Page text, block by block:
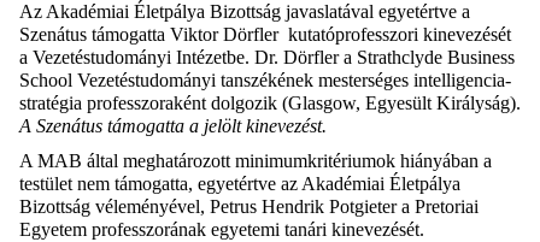
Az Akadémiai Életpálya Bizottság javaslatával egyetértve a
Szenátus támogatta Viktor Dörfler kutatóprofesszori kinevezését
a Vezetéstudományi Intézetbe. Dr. Dörfler a Strathclyde Business
School Vezetéstudományi tanszékének mesterséges intelligencia-
stratégia professzoraként dolgozik (Glasgow, Egyesült Királyság).
A Szenátus támogatta a jelölt kinevezést.
A MAB által meghatározott minimumkritériumok hiányában a
testület nem támogatta, egyetértve az Akadémiai Életpálya
Bizottság véleményével, Petrus Hendrik Potgieter a Pretoriai
Egyetem professzorának egyetemi tanári kinevezését.